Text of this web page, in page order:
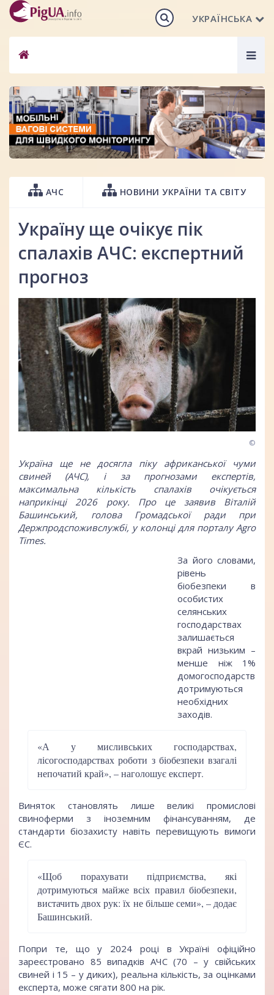
УКРАЇНСЬКА
АЧС НОВИНИ УКРАЇНИ ТА СВІТУ
Україну ще очікує пік
спалахів АЧС: експертний
прогноз
©
Україна ще не досягла піку африканської чуми
свиней (АЧС), і за прогнозами експертів,
максимальна кількість спалахів очікується
наприкінці 2026 року. Про це заявив Віталій
Башинський, голова Громадської ради при
Держпродспоживслужбі, у колонці для порталуAgro
Times.
За його словами,
рівень
біобезпеки в
особистих
селянських
господарствах
залишається
вкрай низьким –
менше ніж 1%
домогосподарств
дотримуються
необхідних
заходів.
«А у мисливських господарствах,
лісогосподарствах роботи з біобезпеки взагалі
непочатий край», – наголошує експерт.
Виняток становлять лише великі промислові
свиноферми з іноземним фінансуванням, де
стандарти біозахисту навіть перевищують вимоги
ЄС.
«Щоб порахувати підприємства, які
дотримуються майже всіх правил біобезпеки,
вистачить двох рук: їх не більше семи», – додає
Башинський.
Попри те, що у 2024 році в Україні офіційно
зареєстровано 85 випадків АЧС (70 – у свійських
свиней і 15 – у диких), реальна кількість, за оцінками
експерта, може сягати 800 на рік.